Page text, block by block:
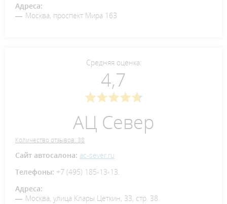
Адреса:
Москва, проспект Мира 163
Средняя оценка:
4,7
АЦ Север
Количество отзывов: 38
Сайт автосалона: ac-sever.ru
Телефоны: +7 (495) 185-13-13.
Адреса:
Москва, улица Клары Цеткин, 33, стр. 38.